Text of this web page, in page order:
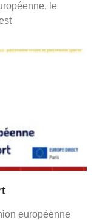
le
européenne